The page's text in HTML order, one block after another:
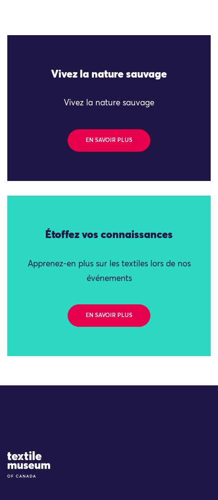
Vivez la nature sauvage
Vivez la nature sauvage
EN SAVOIR PLUS
Étoffez vos connaissances
Apprenez-en plus sur les textiles lors de nos
événements
EN SAVOIR PLUS
Site Logo